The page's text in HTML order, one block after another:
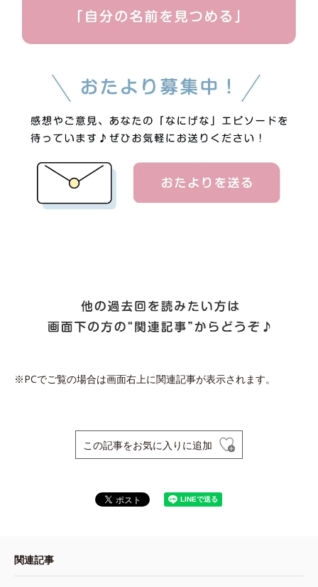
※PCでご覧の場合は画面右上に関連記事が表示されます。
この記事をお気に入りに追加
関連記事